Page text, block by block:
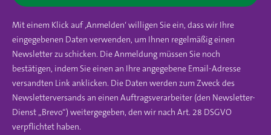
Mit einem Klick auf ‚Anmelden‘ willigen Sie ein, dass wir Ihre
eingegebenen Daten verwenden, um Ihnen regelmäßig einen
Newsletter zu schicken. Die Anmeldung müssen Sie noch
bestätigen, indem Sie einen an Ihre angegebene Email-Adresse
versandten Link anklicken. Die Daten werden zum Zweck des
Newsletterversands an einen Auftragsverarbeiter (den Newsletter-
Dienst „Brevo“) weitergegeben, den wir nach Art. 28 DSGVO
verpflichtet haben.